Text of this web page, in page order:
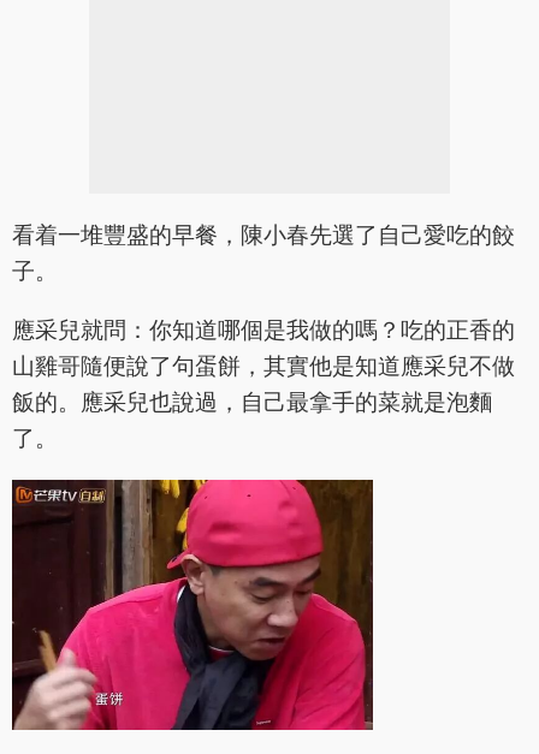
看着一堆豐盛的早餐，陳小春先選了自己愛吃的餃
子。
應采兒就問：你知道哪個是我做的嗎？吃的正香的
山雞哥隨便說了句蛋餅，其實他是知道應采兒不做
飯的。應采兒也說過，自己最拿手的菜就是泡麵
了。